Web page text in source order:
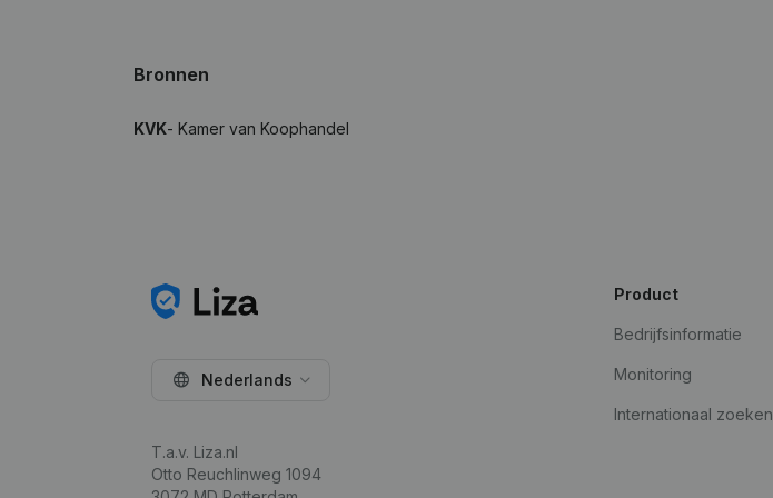
Bronnen
KVK- Kamer van Koophandel
Nederlands
T.a.v. Liza.nl
Otto Reuchlinweg 1094
Product
Bedrijfsinformatie
Monitoring
Internationaal zoeken